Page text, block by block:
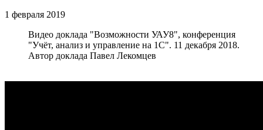
1 февраля 2019
Видео доклада "Возможности УАУ8", конференция
"Учёт, анализ и управление на 1С". 11 декабря 2018.
Автор доклада Павел Лекомцев